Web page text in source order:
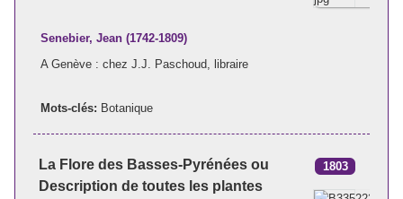
Senebier, Jean (1742-1809)
A Genève : chez J.J. Paschoud, libraire
Mots-clés: Botanique
La Flore des Basses-Pyrénées ou
Description de toutes les plantes
1803